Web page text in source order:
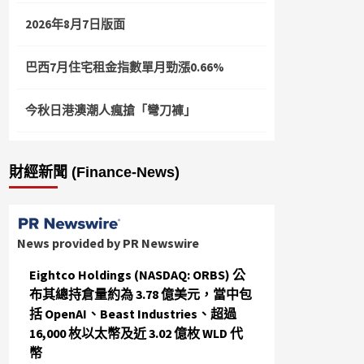
2026年8月7日版面
巴西7月住宅租金指數單月勁漲0.66%
今秋日港澳潮人瘋搶「彎刀褲」
財經新聞 (Finance-News)
News provided by PR Newswire
Eightco Holdings (NASDAQ: ORBS) 公
布其總持倉量約為 3.78 億美元，當中包
括 OpenAI、Beast Industries、超過
16,000 枚以太幣及近 3.02 億枚 WLD 代
幣